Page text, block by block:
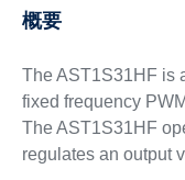
概要
The AST1S31HF is
fixed frequency
The AST1S31HF
regulates an output